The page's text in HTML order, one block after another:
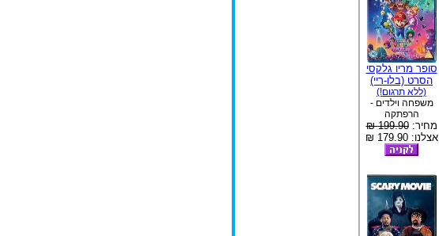
סופר מריו גלקסי
הסרט (בלו-ריי)
(ללא תרגום!)
משפחה וילדים -
הרפתקה
מחיר:199.90 ₪
אצלנו: 179.90 ₪